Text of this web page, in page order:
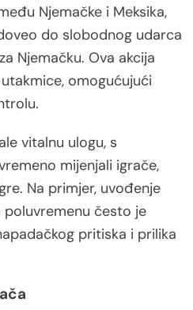
Njemačke i Meksika,
do slobodnog udarca
Njemačku. Ova akcija
omogućujući
vitalnu ulogu, s
mijenjali igrače,
Na primjer, uvođenje
poluvremenu često je
pritiska i prilika